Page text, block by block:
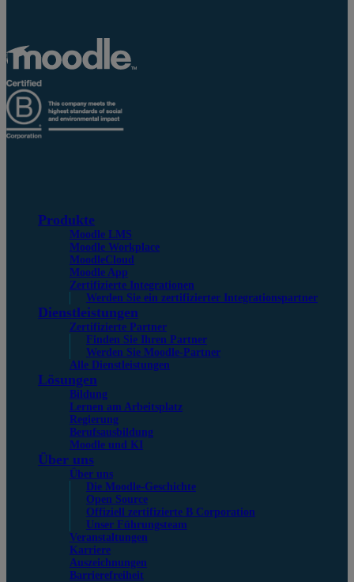
Produkte
Moodle LMS
Moodle Workplace
MoodleCloud
Moodle App
Zertifizierte Integrationen
Werden Sie ein zertifizierter Integrationspartner
Dienstleistungen
Zertifizierte Partner
Finden Sie Ihren Partner
Werden Sie Moodle-Partner
Alle Dienstleistungen
Lösungen
Bildung
Lernen am Arbeitsplatz
Regierung
Berufsausbildung
Moodle und KI
Über uns
Über uns
Die Moodle-Geschichte
Open Source
Offiziell zertifizierte B Corporation
Unser Führungsteam
Veranstaltungen
Karriere
Auszeichnungen
Barrierefreiheit